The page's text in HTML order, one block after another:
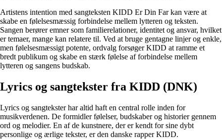
Artistens intention med sangteksten KIDD Er Din Far kan være at
skabe en følelsesmæssig forbindelse mellem lytteren og teksten.
Sangen berører emner som familierelationer, identitet og ansvar, hvilket
er temaer, mange kan relatere til. Ved at bruge gentagne linjer og enkle,
men følelsesmæssigt potente, ordvalg forsøger KIDD at ramme et
bredt publikum og skabe en stærk følelse af forbindelse mellem
lytteren og sangens budskab.
Lyrics og sangtekster fra KIDD (DNK)
Lyrics og sangtekster har altid haft en central rolle inden for
musikverdenen. De formidler følelser, budskaber og historier gennem
ord og melodier. En af de kunstnere, der er kendt for sine dybt
personlige og ærlige tekster, er den danske rapper KIDD.